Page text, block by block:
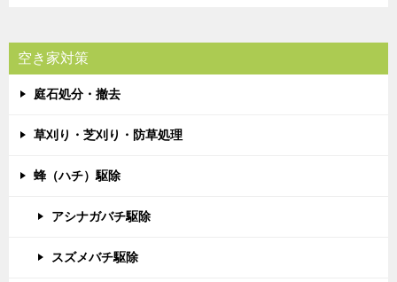
空き家対策
庭石処分・撤去
草刈り・芝刈り・防草処理
蜂（ハチ）駆除
アシナガバチ駆除
スズメバチ駆除